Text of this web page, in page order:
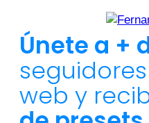
Únete a +
web y